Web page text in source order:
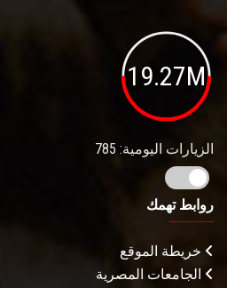
19.27M
الزيارات اليومية: 785
روابط تهمك
خريطة الموقع
الجامعات المصرية